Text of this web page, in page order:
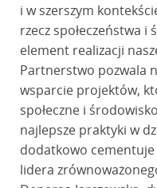
i w szerszym
rzecz społeczeństwa
element realizacji
Partnerstwo pozwala
wsparcie projektów,
społeczne i
najlepsze praktyki w
dodatkowo cementuje
lidera